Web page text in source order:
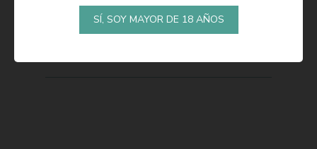
SÍ, SOY MAYOR DE 18 AÑOS